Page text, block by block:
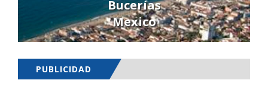
Bucerías
Mexico
PUBLICIDAD